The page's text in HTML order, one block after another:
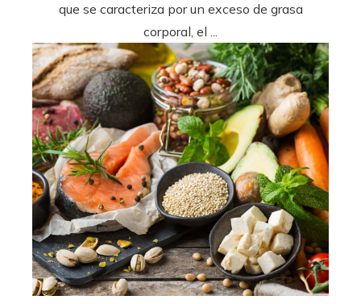
que se caracteriza por un exceso de grasa
corporal, el ...